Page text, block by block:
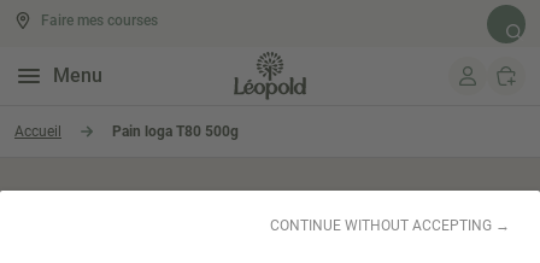
CONTINUE WITHOUT ACCEPTING →
Aller au contenu
Menu
Faire mes courses
Accueil Pain loga T80 500g